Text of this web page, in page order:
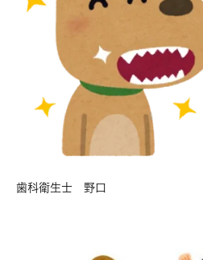
歯科衛生士 野口